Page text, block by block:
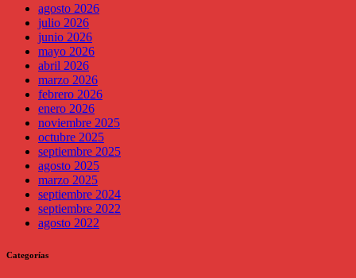
agosto 2026
julio 2026
junio 2026
mayo 2026
abril 2026
marzo 2026
febrero 2026
enero 2026
noviembre 2025
octubre 2025
septiembre 2025
agosto 2025
marzo 2025
septiembre 2024
septiembre 2022
agosto 2022
Categorías